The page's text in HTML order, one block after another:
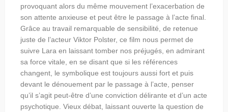
provoquant alors du même mouvement l’exacerbation de
son attente anxieuse et peut être le passage à l’acte final.
Grâce au travail remarquable de sensibilité, de retenue
juste de l’acteur Viktor Polster, ce film nous permet de
suivre Lara en laissant tomber nos préjugés, en admirant
sa force vitale, en se disant que si les références
changent, le symbolique est toujours aussi fort et puis
devant le dénouement par le passage à l’acte, penser
qu’il s’agit peut-être d’une conviction délirante et d’un acte
psychotique. Vieux débat, laissant ouverte la question de